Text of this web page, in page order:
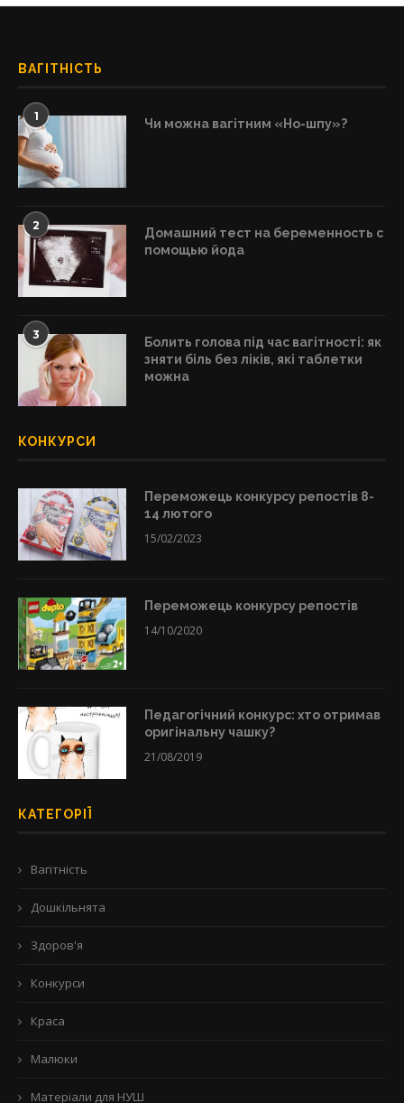
ВАГІТНІСТЬ
1 Чи можна вагітним «Но-шпу»?
2
Домашний тест на беременность с
помощью йода
3
Болить голова під час вагітності: як
зняти біль без ліків, які таблетки
можна
КОНКУРСИ
Переможець конкурсу репостів 8-
14 лютого
15/02/2023
Переможець конкурсу репостів
14/10/2020
Педагогічний конкурс: хто отримав
оригінальну чашку?
21/08/2019
КАТЕГОРІЇ
Вагітність
Дошкільнята
Здоров'я
Конкурси
Краса
Малюки
Матеріали для НУШ